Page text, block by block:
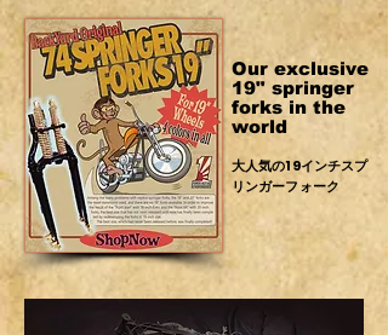
Our exclusive
19" springer
fork​s in the
world
大人気の19インチスプ
リンガーフォーク